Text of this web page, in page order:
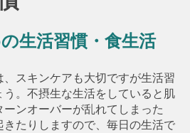
生活習慣・食生活
スキンケアも大切ですが生活習
。不摂生な生活をしていると肌
ーンオーバーが乱れてしまった
きたりしますので、毎日の生活で